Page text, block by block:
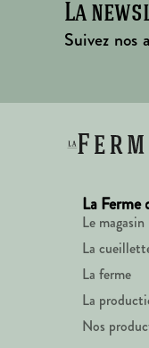
La
Suivez nos
La Ferme
Le magasin
La
La ferme
La
Nos